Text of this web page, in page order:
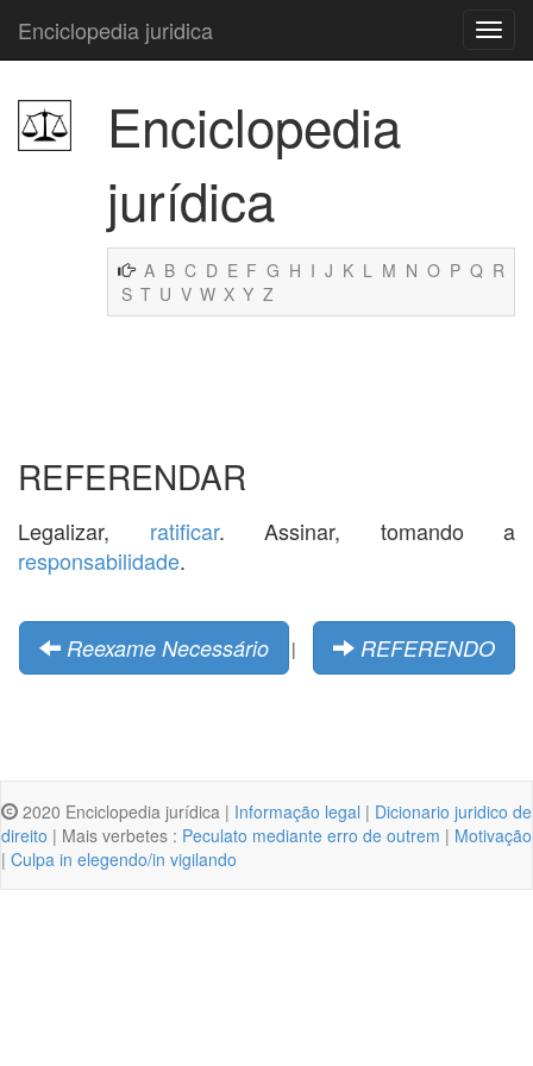
Enciclopedia juridica
Enciclopedia
jurídica
A B C D E F G H I J K L M N O P Q R
S T U V W X Y Z
REFERENDAR
Legalizar, ratificar. Assinar, tomando a
responsabilidade.
Reexame Necessário | REFERENDO
2020 Enciclopedia jurídica | Informação legal | Dicionario juridico de
direito | Mais verbetes : Peculato mediante erro de outrem | Motivação
| Culpa in elegendo/in vigilando